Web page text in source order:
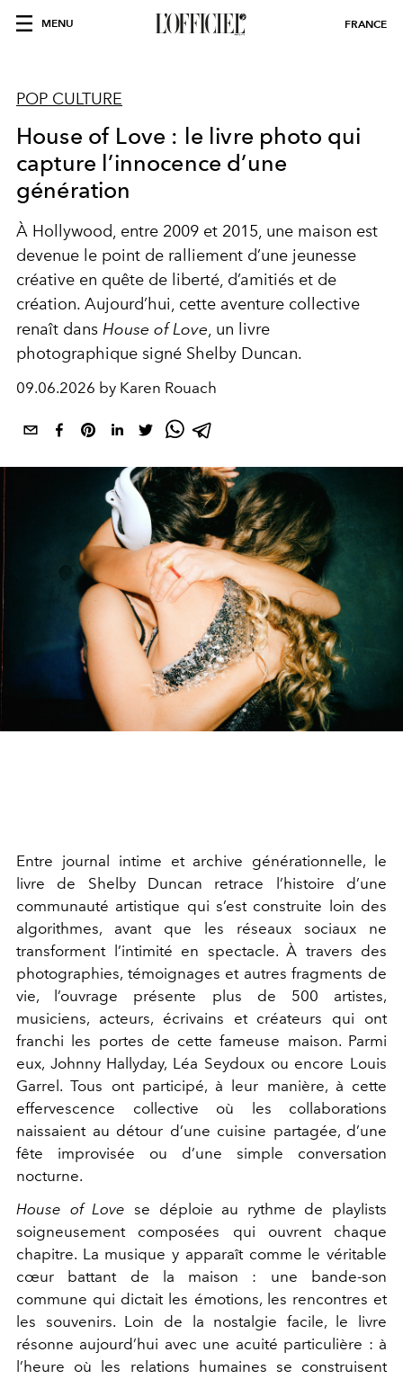
MENU FRANCE
POP CULTURE
House of Love : le livre photo qui
capture l’innocence d’une
génération
À Hollywood, entre 2009 et 2015, une maison est
devenue le point de ralliement d’une jeunesse
créative en quête de liberté, d’amitiés et de
création. Aujourd’hui, cette aventure collective
renaît dans House of Love, un livre
photographique signé Shelby Duncan.
09.06.2026 by Karen Rouach
Entre journal intime et archive générationnelle, le
livre de Shelby Duncan retrace l’histoire d’une
communauté artistique qui s’est construite loin des
algorithmes, avant que les réseaux sociaux ne
transforment l’intimité en spectacle. À travers des
photographies, témoignages et autres fragments de
vie, l’ouvrage présente plus de 500 artistes,
musiciens, acteurs, écrivains et créateurs qui ont
franchi les portes de cette fameuse maison. Parmi
eux, Johnny Hallyday, Léa Seydoux ou encore Louis
Garrel. Tous ont participé, à leur manière, à cette
effervescence collective où les collaborations
naissaient au détour d’une cuisine partagée, d’une
fête improvisée ou d’une simple conversation
nocturne.
House of Love se déploie au rythme de playlists
soigneusement composées qui ouvrent chaque
chapitre. La musique y apparaît comme le véritable
cœur battant de la maison : une bande-son
commune qui dictait les émotions, les rencontres et
les souvenirs. Loin de la nostalgie facile, le livre
résonne aujourd’hui avec une acuité particulière : à
l’heure où les relations humaines se construisent